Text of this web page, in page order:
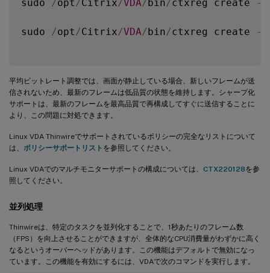
sudo /opt /Citrix/VDA/ bin/ctxreg create -
sudo /opt /Citrix/VDA/bin/ctxreg create -
平均ビットレート調整では、画面が静止している場合、新しいフレームが送
信されないため、最新のフレームは低品質の状態を維持します。シャープ化
サポートは、最新のフレームを最高品質で再構成してすぐに送信することに
より、この問題に対処できます。
Linux VDA Thinwireでサポートされているポリシーの完全なリストについて
は、 ポリシーサポートリスト を参照してください。
Linux VDAでのマルチモニターサポートの構成については、 CTX220128を参
照してください。
並列処理
Thinwireは、特定のタスクを並列化することで、1秒あたりのフレーム数
（FPS）を向上させることができますが、全体的なCPU消費量がわずかに高く
なるというオーバーヘッドがあります。この機能はデフォルトで無効になっ
ています。この機能を有効にするには、VDAで次のコマンドを実行します。